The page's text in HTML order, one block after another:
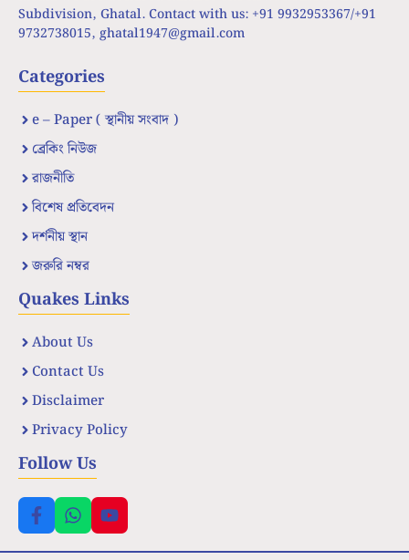
Subdivision, Ghatal. Contact with us: +91 9932953367/+91
9732738015, ghatal1947@gmail.com
Categories
e – Paper ( স্থানীয় সংবাদ )
ব্রেকিং নিউজ
রাজনীতি
বিশেষ প্রতিবেদন
দর্শনীয় স্থান
জরুরি নম্বর
Quakes Links
About Us
Contact Us
Disclaimer
Privacy Policy
Follow Us